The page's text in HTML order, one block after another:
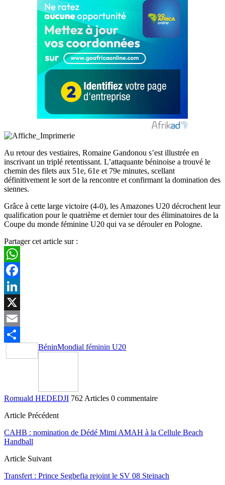
Au retour des vestiaires, Romaine Gandonou s’est illustrée en
inscrivant un triplé retentissant. L’attaquante béninoise a trouvé le
chemin des filets aux 51e, 61e et 79e minutes, scellant
définitivement le sort de la rencontre et confirmant la domination des
siennes.
Grâce à cette large victoire (4-0), les Amazones U20 décrochent leur
qualification pour le quatrième et dernier tour des éliminatoires de la
Coupe du monde féminine U20 qui va se dérouler en Pologne.
Partager cet article sur :
WhatsApp
Facebook
LinkedIn
X
Email
Partager
BéninMondial féminin U20
Romuald HEDEDJI 762 Articles 0 commentaire
Article Précédent
CAHB : nomination de Dédé Mimi AMAH à la Cellule Beach
Handball
Article Suivant
Transfert : Prince Segbefia rejoint le SV 08 Steinach